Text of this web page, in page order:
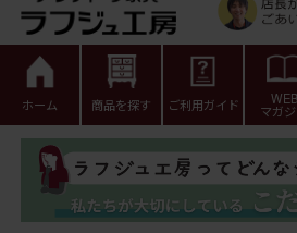
ホーム 商品を探す ご利用ガイド WEB
マガ